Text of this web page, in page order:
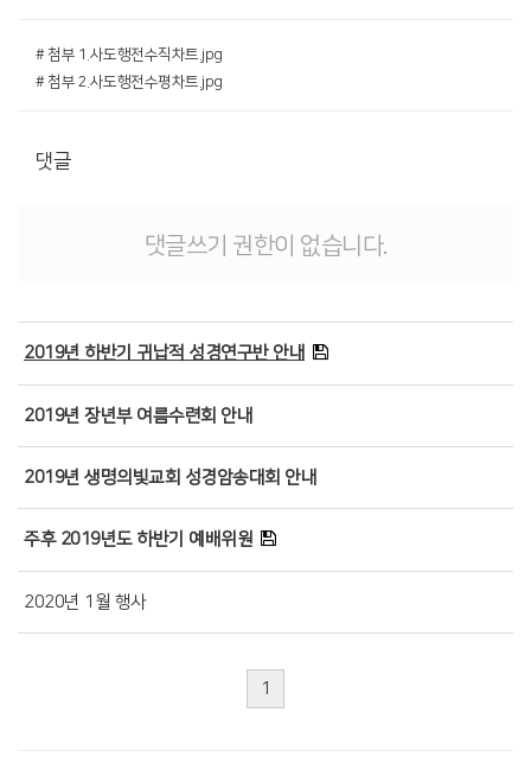
# 첨부 1.사도행전수직차트.jpg
# 첨부 2.사도행전수평차트.jpg
댓글
댓글쓰기 권한이 없습니다.
2019년 하반기 귀납적 성경연구반 안내
2019년 장년부 여름수련회 안내
2019년 생명의빛교회 성경암송대회 안내
주후 2019년도 하반기 예배위원
2020년 1월 행사
1